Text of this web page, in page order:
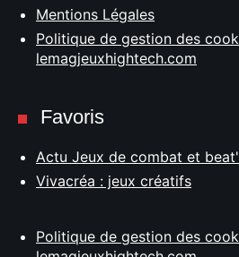
Mentions Légales
Politique de gestion des
lemagjeuxhightech.com
Favoris
Actu Jeux de combat et
Vivacréa : jeux créatifs
Politique de gestion des